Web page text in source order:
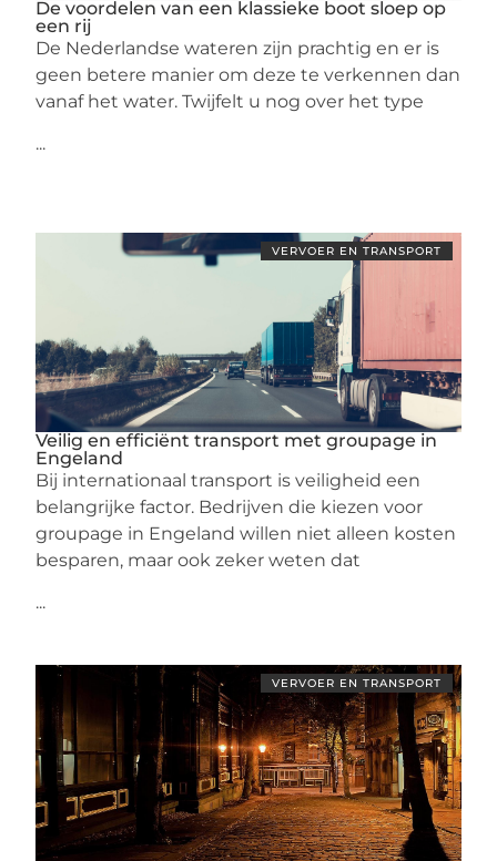
De voordelen van een klassieke boot sloep op
een rij
De Nederlandse wateren zijn prachtig en er is
geen betere manier om deze te verkennen dan
vanaf het water. Twijfelt u nog over het type
...
VERVOER EN TRANSPORT
Veilig en efficiënt transport met groupage in
Engeland
Bij internationaal transport is veiligheid een
belangrijke factor. Bedrijven die kiezen voor
groupage in Engeland willen niet alleen kosten
besparen, maar ook zeker weten dat
...
VERVOER EN TRANSPORT